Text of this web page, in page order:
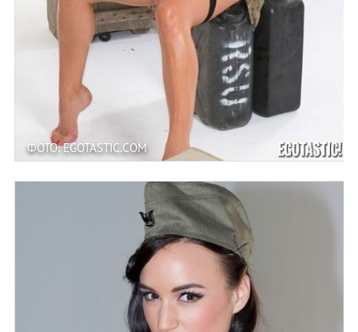
ФОТО: EGOTASTIC.COM